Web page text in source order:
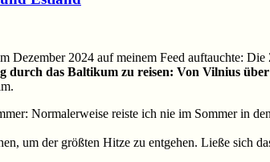
Dezember 2024 auf meinem Feed auftauchte:
durch das Baltikum zu reisen: Von Vilnius
Normalerweise reiste ich nie im Sommer in
um der größten Hitze zu entgehen. Ließe sich